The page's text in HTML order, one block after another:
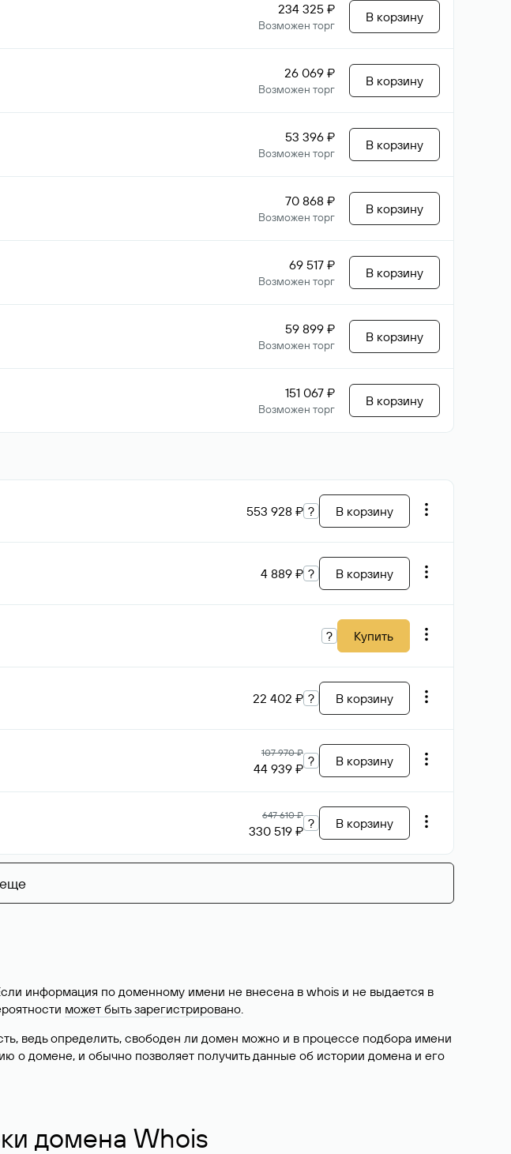
234 325 ₽
Возможен торг
В корзину
26 069 ₽
Возможен торг
В корзину
53 396 ₽
Возможен торг
В корзину
70 868 ₽
Возможен торг
В корзину
69 517 ₽
Возможен торг
В корзину
59 899 ₽
Возможен торг
В корзину
151 067 ₽
Возможен торг
В корзину
553 928 ₽ ? В корзину
4 889 ₽ ? В корзину
? Купить
22 402 ₽ ? В корзину
107 970 ₽
44 939 ₽ ? В корзину
647 610 ₽
330 519 ₽ ? В корзину
информация по доменному имени не внесена в whois и не выдается в
может быть зарегистрировано.
ведь определить, свободен ли домен можно и в процессе подбора имени
о домене, и обычно позволяет получить данные об истории домена и его
домена Whois